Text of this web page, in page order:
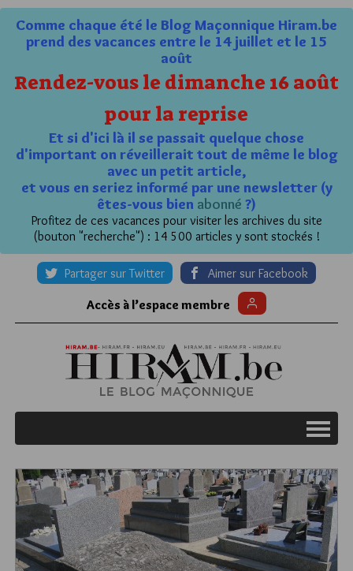
Comme chaque été le Blog Maçonnique Hiram.be
prend des vacances entre le 14 juillet et le 15
août
Rendez-vous le dimanche 16 août
pour la reprise
Et si d'ici là il se passait quelque chose
d'important on réveillerait tout de même le blog
avec un petit article,
et vous en seriez informé par une newsletter (y
êtes-vous bien abonné ?)
Profitez de ces vacances pour visiter les archives du site
(bouton "recherche") : 14 500 articles y sont stockés !
Partager sur Twitter Aimer sur Facebook
Accès à l’espace membre